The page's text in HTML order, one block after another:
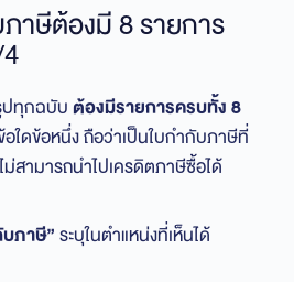
าษีต้องมี 8 รายการ
ปทุกฉบับต้องมีรายการครบทั้ง 8
ใดข้อหนึ่ง ถือว่าเป็นใบกำกับภาษีที่
สามารถนำไปเครดิตภาษีซื้อได้
ภาษี”ระบุในตำแหน่งที่เห็นได้